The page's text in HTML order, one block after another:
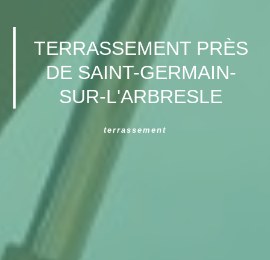
TERRASSEMENT PRÈS
DE SAINT-GERMAIN-
SUR-L'ARBRESLE
terrassement